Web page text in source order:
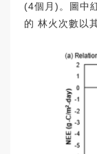
(4個月)。圖中
的 林火次數以